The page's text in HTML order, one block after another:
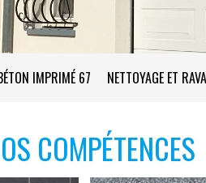
IMPRIMÉ 67 NETTOYAGE ET
COMPÉTENCES